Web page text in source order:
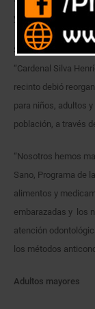
y Plaza Mayor,
Según explicó
“Cardenal Silva
recinto debió
para niños, adultos
población, a través
“Nosotros hemos
Sano, Programa de
alimentos y
embarazadas y los
atención
los métodos
Adultos mayores